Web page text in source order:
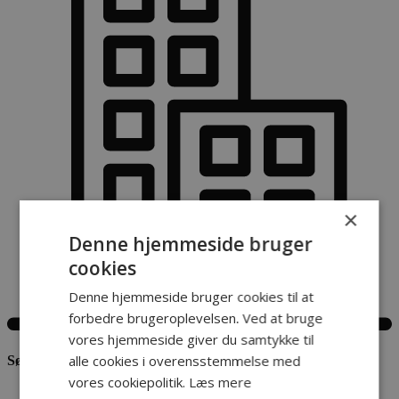
Søg lejlighed
×
Denne hjemmeside bruger
cookies
Denne hjemmeside bruger cookies til at
forbedre brugeroplevelsen. Ved at bruge
vores hjemmeside giver du samtykke til
alle cookies i overensstemmelse med
vores cookiepolitik. Læs mere